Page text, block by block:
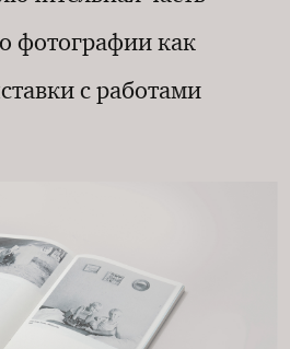
фотографии как
с работами